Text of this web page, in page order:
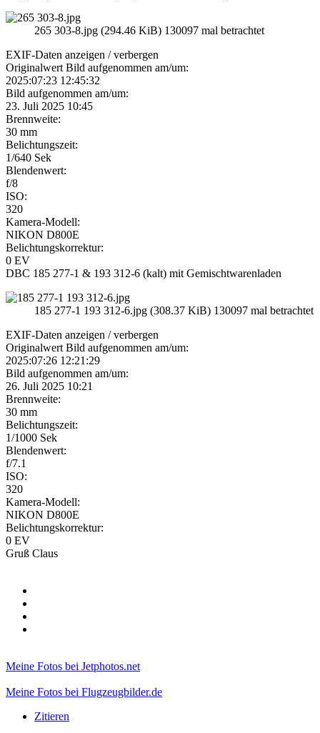
265 303-8.jpg (294.46 KiB) 130097 mal betrachtet
EXIF-Daten anzeigen / verbergen
Originalwert Bild aufgenommen am/um:
2025:07:23 12:45:32
Bild aufgenommen am/um:
23. Juli 2025 10:45
Brennweite:
30 mm
Belichtungszeit:
1/640 Sek
Blendenwert:
f/8
ISO:
320
Kamera-Modell:
NIKON D800E
Belichtungskorrektur:
0 EV
DBC 185 277-1 & 193 312-6 (kalt) mit Gemischtwarenladen
185 277-1 193 312-6.jpg (308.37 KiB) 130097 mal betrachtet
EXIF-Daten anzeigen / verbergen
Originalwert Bild aufgenommen am/um:
2025:07:26 12:21:29
Bild aufgenommen am/um:
26. Juli 2025 10:21
Brennweite:
30 mm
Belichtungszeit:
1/1000 Sek
Blendenwert:
f/7.1
ISO:
320
Kamera-Modell:
NIKON D800E
Belichtungskorrektur:
0 EV
Gruß Claus
Meine Fotos bei Jetphotos.net
Meine Fotos bei Flugzeugbilder.de
Zitieren